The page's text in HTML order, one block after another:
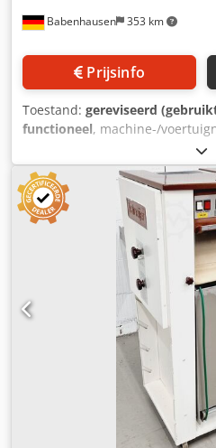
Babenhausen 353 km
Prijsinfo
Toestand: gereviseerd
functioneel, machine-/
,
van de laatste revisie:2026,
09/2027
, werkbreedte:300 mm
320 mm
, type ingangsstroom:
mm, TOP-machine voor het
Deeggewicht tot ca. 250 gram
broodstengels, zoals
universele oprolmachine
technologie invoerslede met
croissantoprolmachine
gebruikte machine, gereviseerd
garantie +
Iokr onderhoudscontract
inbedrijfstelling Bezoek onze
bakkerijmachines, waar u een
croissantoprolmachines vindt!